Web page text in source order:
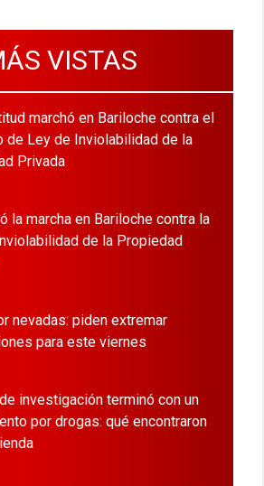
VISTAS
marchó en Bariloche contra el
de Ley de Inviolabilidad de la
Privada
la marcha en Bariloche contra la
de la Propiedad
nevadas: piden extremar
para este viernes
investigación terminó con un
por drogas: qué encontraron